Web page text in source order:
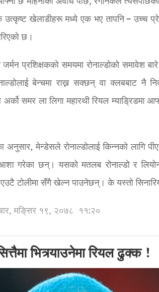
खेलाडीहरू मध्ये एक भए तापनि – उच्च
छ।
प्रशिक्षकको समयमा रोनाल्डोको
बेन्चमा राख्न सक्छन् वा क्लबबाट नै
समर ला लिगा महारथी रियल म्याड्रिडमा
मेन्डेसले रोनाल्डोलाई किन्नको लागि
गरेका छन्। यसको मतलब रोनाल्डो र
टोलीमा सँगै खेल्न पाउनेछन्। के यस्तो
मङि्सर १९, २०७८ ११:२०
भित्र्याउनेमा रियल ढुक्क !